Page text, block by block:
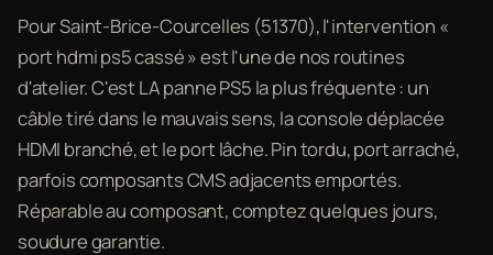
Pour Saint-Brice-Courcelles (51370), l'intervention «
port hdmi ps5 cassé » est l'une de nos routines
d'atelier. C'est LA panne PS5 la plus fréquente : un
câble tiré dans le mauvais sens, la console déplacée
HDMI branché, et le port lâche. Pin tordu, port arraché,
parfois composants CMS adjacents emportés.
Réparable au composant, comptez quelques jours,
soudure garantie.